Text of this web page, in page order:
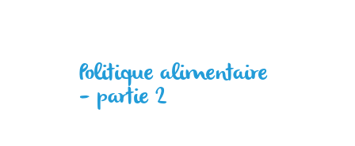
Politique alimentaire
– partie 2